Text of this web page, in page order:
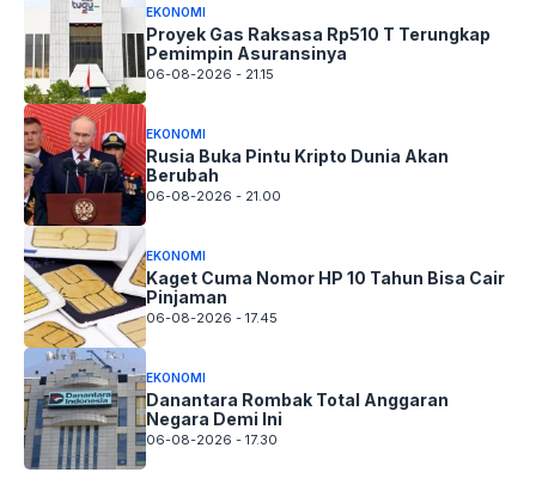
EKONOMI
Proyek Gas Raksasa Rp510 T Terungkap
Pemimpin Asuransinya
06-08-2026 - 21.15
EKONOMI
Rusia Buka Pintu Kripto Dunia Akan
Berubah
06-08-2026 - 21.00
EKONOMI
Kaget Cuma Nomor HP 10 Tahun Bisa Cair
Pinjaman
06-08-2026 - 17.45
EKONOMI
Danantara Rombak Total Anggaran
Negara Demi Ini
06-08-2026 - 17.30